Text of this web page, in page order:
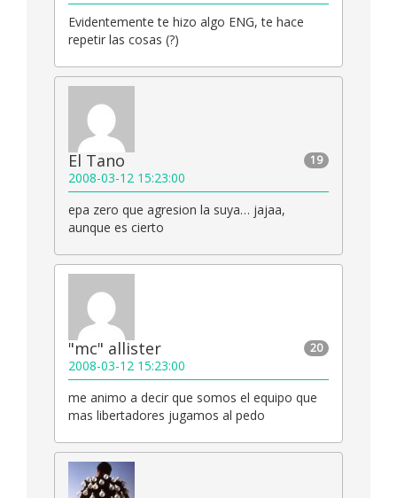
Evidentemente te hizo algo ENG, te hace
repetir las cosas (?)
19
El Tano
2008-03-12 15:23:00
epa zero que agresion la suya… jajaa,
aunque es cierto
20
"mc" allister
2008-03-12 15:23:00
me animo a decir que somos el equipo que
mas libertadores jugamos al pedo